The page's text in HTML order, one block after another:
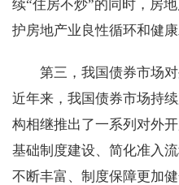
续“住房不炒”的同时，房
护房地产业良性循环和健康
第三，我国债券市场
近年来，我国债券市场持
构相继推出了一系列对外
基础制度建设、简化准入
不断丰富、制度保障更加